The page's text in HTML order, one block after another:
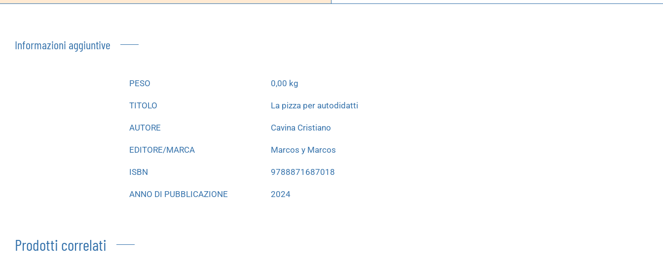
Informazioni aggiuntive
PESO 0,00 kg
TITOLO La pizza per autodidatti
AUTORE Cavina Cristiano
EDITORE/MARCA Marcos y Marcos
ISBN 9788871687018
ANNO DI PUBBLICAZIONE 2024
Prodotti correlati